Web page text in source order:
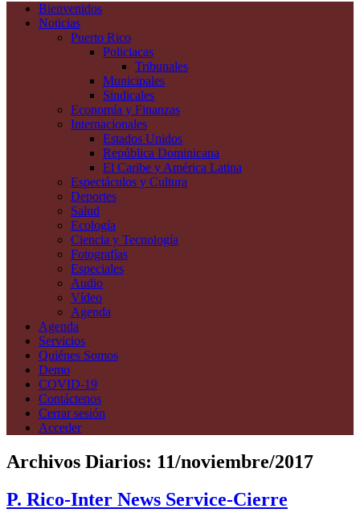
Bienvenidos
Noticias
Puerto Rico
Policiacas
Tribunales
Municipales
Sindicales
Economía y Finanzas
Internacionales
Estados Unidos
República Dominicana
El Caribe y América Latina
Espectáculos y Cultura
Deportes
Salud
Ecología
Ciencia y Tecnología
Fotografías
Especiales
Audio
Vídeo
Agenda
Agenda
Servicios
Quiénes Somos
Demo
COVID-19
Contáctenos
Cerrar sesión
Acceder
Archivos Diarios: 11/noviembre/2017
P. Rico-Inter News Service-Cierre